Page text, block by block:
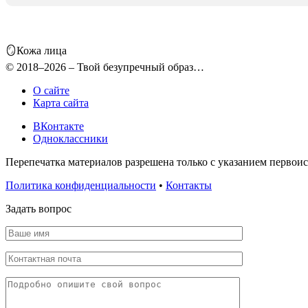
🪞Кожа лица
© 2018–2026 – Твой безупречный образ…
О сайте
Карта сайта
ВКонтакте
Одноклассники
Перепечатка материалов разрешена только с указанием
Политика конфиденциальности • Контакты
Задать вопрос